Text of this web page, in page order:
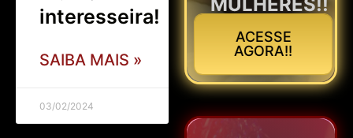
interesseira!
SAIBA MAIS »
03/02/2024
ACESSE
AGORA!!